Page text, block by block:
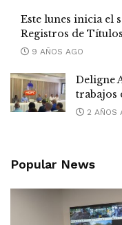
Este lunes inicia el
Registros de
9 AÑOS AGO
Deligne
trabajos
2 AÑOS
Popular News